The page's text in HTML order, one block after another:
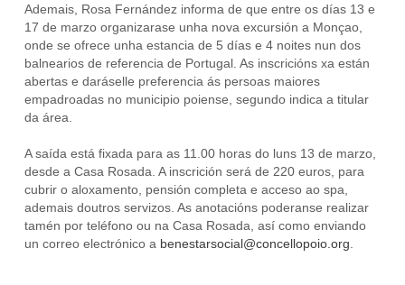
Ademais, Rosa Fernández informa de que entre os días 13 e
17 de marzo organizarase unha nova excursión a Monçao,
onde se ofrece unha estancia de 5 días e 4 noites nun dos
balnearios de referencia de Portugal. As inscricións xa están
abertas e daráselle preferencia ás persoas maiores
empadroadas no municipio poiense, segundo indica a titular
da área.
A saída está fixada para as 11.00 horas do luns 13 de marzo,
desde a Casa Rosada. A inscrición será de 220 euros, para
cubrir o aloxamento, pensión completa e acceso ao spa,
ademais doutros servizos. As anotacións poderanse realizar
tamén por teléfono ou na Casa Rosada, así como enviando
un correo electrónico a benestarsocial@concellopoio.org